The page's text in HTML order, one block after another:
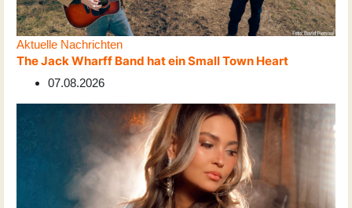
Aktuelle Nachrichten
The Jack Wharff Band hat ein Small Town Heart
07.08.2026